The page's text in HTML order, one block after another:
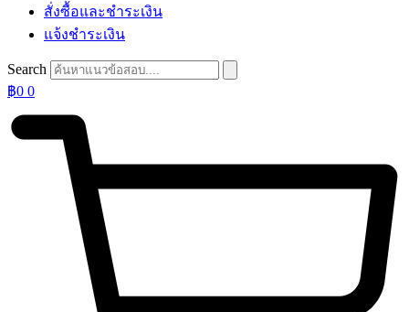
สั่งซื้อและชำระเงิน
แจ้งชำระเงิน
Search
฿0 0